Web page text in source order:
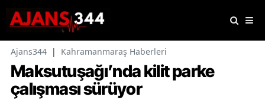
Ajans344 | Kahramanmaraş Haberleri
Maksutuşağı’nda kilit parke
çalışması sürüyor